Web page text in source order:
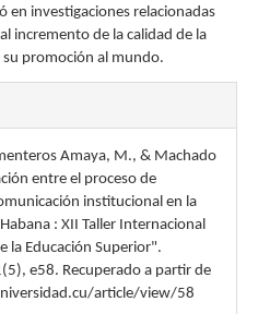
en investigaciones relacionadas
incremento de la calidad de la
promoción al mundo.
Amaya, M., & Machado
entre el proceso de
institucional en la
: XII Taller Internacional
la Educación Superior".
(5), e58. Recuperado a partir de
article/view/58